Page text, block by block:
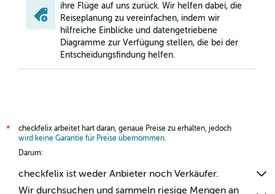
Flüge von Victoria nach Wien
Flüge von Kairo nach Graz
ihre Flüge auf uns zurück. Wir helfen dabei, die
Reiseplanung zu vereinfachen, indem wir
hilfreiche Einblicke und datengetriebene
Diagramme zur Verfügung stellen, die bei der
Entscheidungsfindung helfen.
*
checkfelix arbeitet hart daran, genaue Preise zu erhalten, jedoch
wird keine Garantie für Preise übernommen.
Darum:
checkfelix ist weder Anbieter noch Verkäufer.
Wir durchsuchen und sammeln riesige Mengen an